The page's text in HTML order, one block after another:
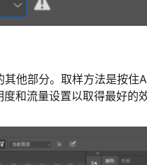
他部分。取样方法是按
和流量设置以取得最好的